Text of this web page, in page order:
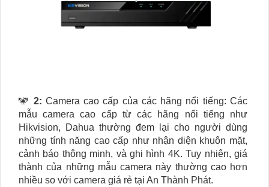
🕎 2: Camera cao cấp của các hãng nổi tiếng: Các
mẫu camera cao cấp từ các hãng nổi tiếng như
Hikvision, Dahua thường đem lại cho người dùng
những tính năng cao cấp như nhận diện khuôn mặt,
cảnh báo thông minh, và ghi hình 4K. Tuy nhiên, giá
thành của những mẫu camera này thường cao hơn
nhiều so với camera giá rẻ tại An Thành Phát.